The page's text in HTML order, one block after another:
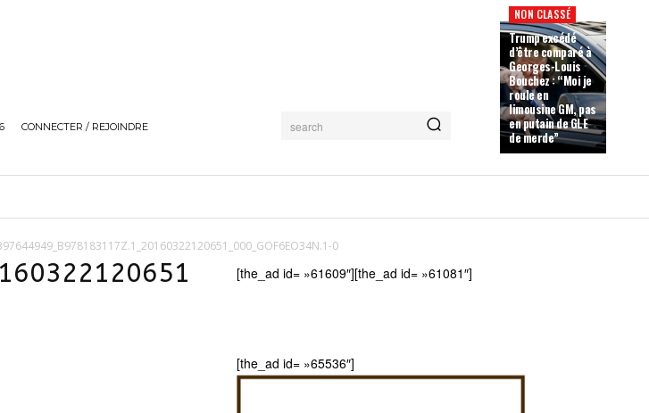
CONNECTER / REJOINDRE search
NON CLASSÉ
Trump excédé
d’être comparé à
Georges-Louis
Bouchez : “Moi je
roule en
limousine GM, pas
en putain de GLE
de merde”
0
[the_ad id= »61609″][the_ad id= »61081″]
[the_ad id= »65536″]